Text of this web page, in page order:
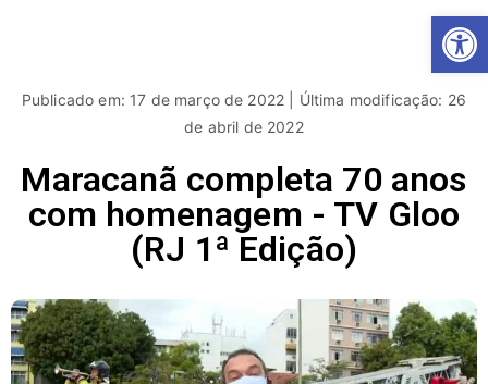
Publicado em: 17 de março de 2022 | Última modificação: 26
de abril de 2022
Maracanã completa 70 anos
com homenagem - TV Gloo
(RJ 1ª Edição)